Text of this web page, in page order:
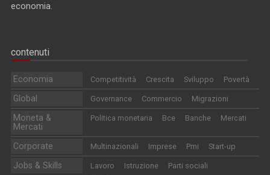
economia.
contenuti
Economia Competitività Crescita Sviluppo Povertà
Global Governance Commercio Migrazioni
Moneta &
Mercati
Politica monetaria Bce Banche Mercati
Corporate Multinazionali Imprese Pmi Start-up
Jobs & Skills Lavoro Istruzione
Parti sociali